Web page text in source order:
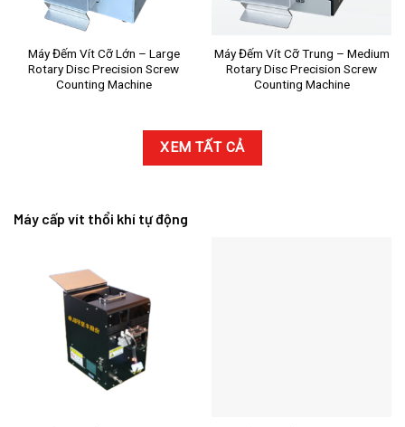
Máy Đếm Vít Cỡ Lớn – Large
Rotary Disc Precision Screw
Counting Machine
Máy Đếm Vít Cỡ Trung – Medium
Rotary Disc Precision Screw
Counting Machine
XEM TẤT CẢ
Máy cấp vít thổi khí tự động